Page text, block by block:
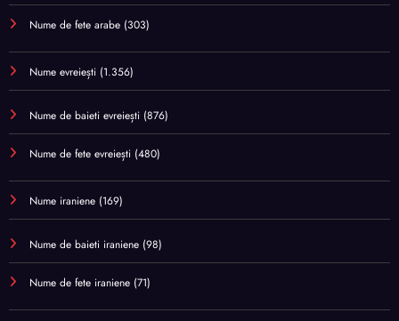
Nume de fete arabe (303)
Nume evreiești (1.356)
Nume de baieti evreiești (876)
Nume de fete evreiești (480)
Nume iraniene (169)
Nume de baieti iraniene (98)
Nume de fete iraniene (71)